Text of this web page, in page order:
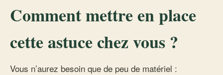
Comment mettre en place
cette astuce chez vous ?
Vous n’aurez besoin que de peu de matériel :